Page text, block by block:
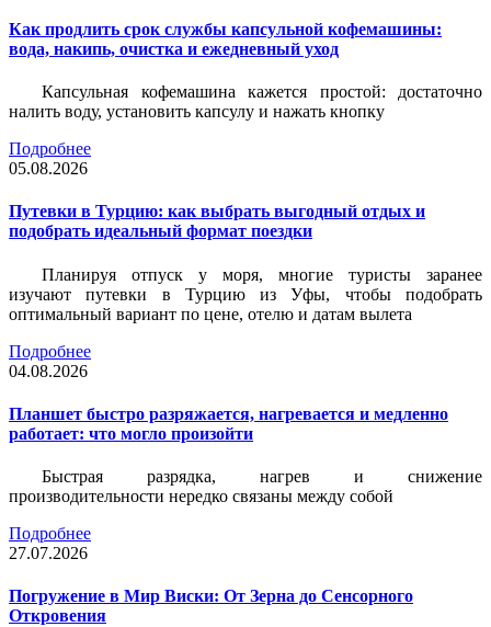
Как продлить срок службы капсульной кофемашины:
вода, накипь, очистка и ежедневный уход
Капсульная кофемашина кажется простой: достаточно
налить воду, установить капсулу и нажать кнопку
Подробнее
05.08.2026
Путевки в Турцию: как выбрать выгодный отдых и
подобрать идеальный формат поездки
Планируя отпуск у моря, многие туристы заранее
изучают путевки в Турцию из Уфы, чтобы подобрать
оптимальный вариант по цене, отелю и датам вылета
Подробнее
04.08.2026
Планшет быстро разряжается, нагревается и медленно
работает: что могло произойти
Быстрая разрядка, нагрев и снижение
производительности нередко связаны между собой
Подробнее
27.07.2026
Погружение в Мир Виски: От Зерна до Сенсорного
Откровения